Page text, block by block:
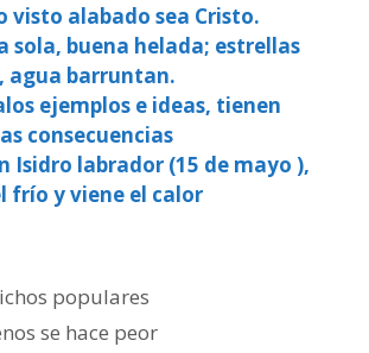
visto alabado sea Cristo.
sola, buena helada; estrellas
agua barruntan.
ejemplos e ideas, tienen
consecuencias
Isidro labrador (15 de mayo ),
frío y viene el calor
populares
se hace peor